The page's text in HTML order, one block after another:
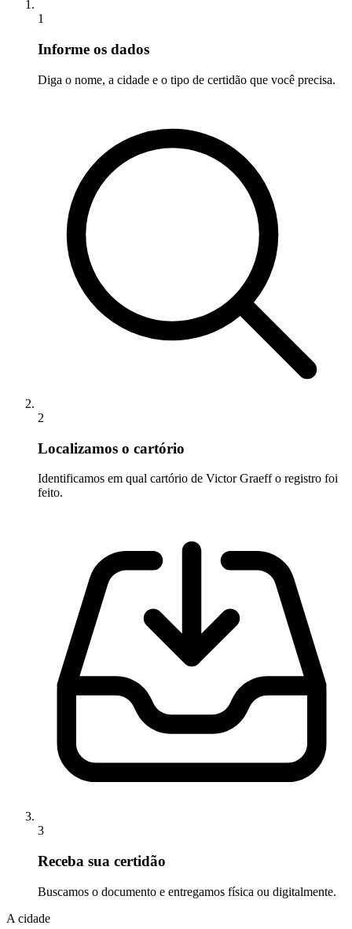
1
Informe os dados
Diga o nome, a cidade e o tipo de certidão que você precisa.
2
Localizamos o cartório
Identificamos em qual cartório de Victor Graeff o registro foi
feito.
3
Receba sua certidão
Buscamos o documento e entregamos física ou digitalmente.
A cidade